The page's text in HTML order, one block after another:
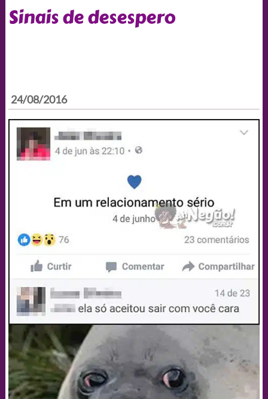
Sinais de desespero
24/08/2016